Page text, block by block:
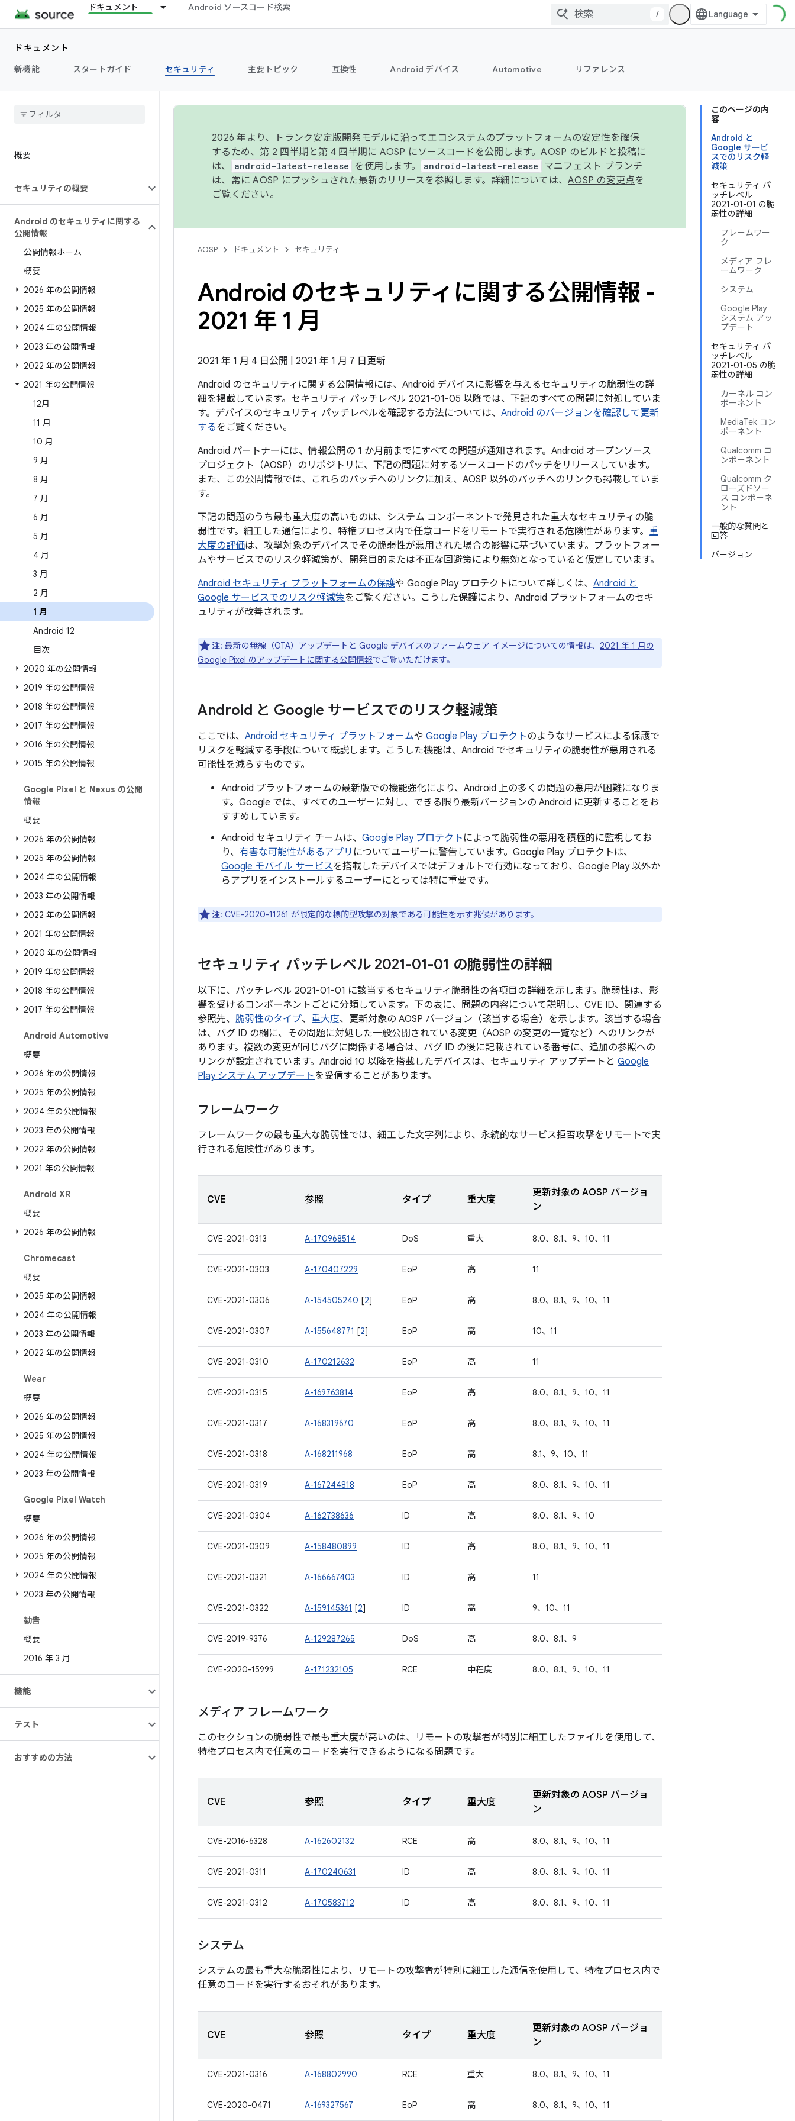
ドキュメント Android ソースコード検索
/
ドキュメント
新機能
スタートガイド セキュリティ 主要トピック 互換性 Android デバイス Automotive リファレンス
概要
セキュリティの概要
Android のセキュリティに関する
公開情報
公開情報ホーム
概要
2026 年の公開情報
2025 年の公開情報
2024 年の公開情報
2023 年の公開情報
2022 年の公開情報
2021 年の公開情報
12月
11 月
10 月
9 月
8 月
7 月
6 月
5 月
4 月
3 月
2 月
1 月
Android 12
目次
2020 年の公開情報
2019 年の公開情報
2018 年の公開情報
2017 年の公開情報
2016 年の公開情報
2015 年の公開情報
Google Pixel と Nexus の公開
情報
概要
2026 年の公開情報
2025 年の公開情報
2024 年の公開情報
2023 年の公開情報
2022 年の公開情報
2021 年の公開情報
2020 年の公開情報
2019 年の公開情報
2018 年の公開情報
2017 年の公開情報
Android Automotive
概要
2026 年の公開情報
2025 年の公開情報
2024 年の公開情報
2023 年の公開情報
2022 年の公開情報
2021 年の公開情報
Android XR
概要
2026 年の公開情報
Chromecast
概要
2025 年の公開情報
2024 年の公開情報
2023 年の公開情報
2022 年の公開情報
Wear
概要
2026 年の公開情報
2025 年の公開情報
2024 年の公開情報
2023 年の公開情報
Google Pixel Watch
概要
2026 年の公開情報
2025 年の公開情報
2024 年の公開情報
2023 年の公開情報
勧告
概要
2016 年 3 月
機能
テスト
おすすめの方法
このページの内
容
Android と
Google サービ
スでのリスク軽
減策
セキュリティ パ
ッチレベル
2021-01-01 の脆
弱性の詳細
フレームワー
ク
メディア フレ
ームワーク
システム
Google Play
システム アッ
プデート
セキュリティ パ
ッチレベル
2021-01-05 の脆
弱性の詳細
カーネル コン
ポーネント
MediaTek コン
ポーネント
Qualcomm コ
ンポーネント
Qualcomm ク
ローズドソー
ス コンポーネ
ント
一般的な質問と
回答
バージョン
2026 年より、トランク安定版開発モデルに沿ってエコシステムのプラットフォームの安定性を確保
するため、第 2 四半期と第 4 四半期に AOSP にソースコードを公開します。AOSP のビルドと投稿に
は、
android-latest-release を使用します。 android-latest-release
マニフェスト ブランチ
は、常に AOSP にプッシュされた最新のリリースを参照します。詳細については、 AOSP の変更点を
ご覧ください。
AOSP ドキュメント セキュリティ
Android のセキュリティに関する公開情報 -
2021 年 1 月
2021 年 1 月 4 日公開 | 2021 年 1 月 7 日更新
Android のセキュリティに関する公開情報には、Android デバイスに影響を与えるセキュリティの脆弱性の詳
細を掲載しています。セキュリティ パッチレベル 2021-01-05 以降では、下記のすべての問題に対処していま
す。デバイスのセキュリティ パッチレベルを確認する方法については、 Android のバージョンを確認して更新
するをご覧ください。
Android パートナーには、情報公開の 1 か月前までにすべての問題が通知されます。Android オープンソース
プロジェクト（AOSP）のリポジトリに、下記の問題に対するソースコードのパッチをリリースしています。
また、この公開情報では、これらのパッチへのリンクに加え、AOSP 以外のパッチへのリンクも掲載していま
す。
下記の問題のうち最も重大度の高いものは、システム コンポーネントで発見された重大なセキュリティの脆
弱性です。細工した通信により、特権プロセス内で任意コードをリモートで実行される危険性があります。 重
大度の評価は、攻撃対象のデバイスでその脆弱性が悪用された場合の影響に基づいています。プラットフォー
ムやサービスでのリスク軽減策が、開発目的または不正な回避策により無効となっていると仮定しています。
Android セキュリティ プラットフォームの保護や Google Play プロテクトについて詳しくは、 Android と
Google サービスでのリスク軽減策をご覧ください。こうした保護により、Android プラットフォームのセキ
ュリティが改善されます。
注: 最新の無線（OTA）アップデートと Google デバイスのファームウェア イメージについての情報は、 2021 年 1 月の
Google Pixel のアップデートに関する公開情報でご覧いただけます。
Android と Google サービスでのリスク軽減策
ここでは、 Android セキュリティ プラットフォームや Google Play プロテクトのようなサービスによる保護で
リスクを軽減する手段について概説します。こうした機能は、Android でセキュリティの脆弱性が悪用される
可能性を減らすものです。
Android プラットフォームの最新版での機能強化により、Android 上の多くの問題の悪用が困難になりま
す。Google では、すべてのユーザーに対し、できる限り最新バージョンの Android に更新することをお
すすめしています。
Android セキュリティ チームは、 Google Play プロテクト によって脆弱性の悪用を積極的に監視してお
り、 有害な可能性があるアプリ についてユーザーに警告しています。Google Play プロテクトは、
Google モバイル サービスを搭載したデバイスではデフォルトで有効になっており、Google Play 以外か
らアプリをインストールするユーザーにとっては特に重要です。
注: CVE-2020-11261 が限定的な標的型攻撃の対象である可能性を示す兆候があります。
セキュリティ パッチレベル 2021-01-01 の脆弱性の詳細
以下に、パッチレベル 2021-01-01 に該当するセキュリティ脆弱性の各項目の詳細を示します。脆弱性は、影
響を受けるコンポーネントごとに分類しています。下の表に、問題の内容について説明し、CVE ID、関連する
参照先、 脆弱性のタイプ、 重大度、更新対象の AOSP バージョン（該当する場合）を示します。該当する場合
は、バグ ID の欄に、その問題に対処した一般公開されている変更（AOSP の変更の一覧など）へのリンクが
あります。複数の変更が同じバグに関係する場合は、バグ ID の後に記載されている番号に、追加の参照への
リンクが設定されています。Android 10 以降を搭載したデバイスは、セキュリティ アップデートと Google
Play システム アップデートを受信することがあります。
フレームワーク
フレームワークの最も重大な脆弱性では、細工した文字列により、永続的なサービス拒否攻撃をリモートで実
行される危険性があります。
CVE 参照 タイプ 重大度
更新対象の AOSP バージョ
ン
CVE-2021-0313 A-170968514 DoS 重大 8.0、8.1、9、10、11
CVE-2021-0303 A-170407229 EoP 高 11
CVE-2021-0306 A-154505240 [2] EoP 高 8.0、8.1、9、10、11
CVE-2021-0307 A-155648771 [2] EoP 高 10、11
CVE-2021-0310 A-170212632 EoP 高 11
CVE-2021-0315 A-169763814 EoP 高 8.0、8.1、9、10、11
CVE-2021-0317 A-168319670 EoP 高 8.0、8.1、9、10、11
CVE-2021-0318 A-168211968 EoP 高 8.1、9、10、11
CVE-2021-0319 A-167244818 EoP 高 8.0、8.1、9、10、11
CVE-2021-0304 A-162738636 ID 高 8.0、8.1、9、10
CVE-2021-0309 A-158480899 ID 高 8.0、8.1、9、10、11
CVE-2021-0321 A-166667403 ID 高 11
CVE-2021-0322 A-159145361 [2] ID 高 9、10、11
CVE-2019-9376 A-129287265 DoS 高 8.0、8.1、9
CVE-2020-15999 A-171232105 RCE 中程度 8.0、8.1、9、10、11
メディア フレームワーク
このセクションの脆弱性で最も重大度が高いのは、リモートの攻撃者が特別に細工したファイルを使用して、
特権プロセス内で任意のコードを実行できるようになる問題です。
CVE 参照 タイプ 重大度
更新対象の AOSP バージョ
ン
CVE-2016-6328 A-162602132 RCE 高 8.0、8.1、9、10、11
CVE-2021-0311 A-170240631 ID 高 8.0、8.1、9、10、11
CVE-2021-0312 A-170583712 ID 高 8.0、8.1、9、10、11
システム
システムの最も重大な脆弱性により、リモートの攻撃者が特別に細工した通信を使用して、特権プロセス内で
任意のコードを実行するおそれがあります。
CVE 参照 タイプ 重大度
更新対象の AOSP バージョ
ン
CVE-2021-0316 A-168802990 RCE 重大 8.0、8.1、9、10、11
CVE-2020-0471 A-169327567 EoP 高 8.0、8.1、9、10、11